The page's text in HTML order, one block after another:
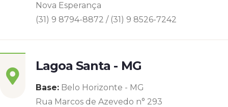
Nova Esperança
(31) 9 8794-8872 / (31) 9 8526-7242
Lagoa Santa - MG
Base: Belo Horizonte - MG
Rua Marcos de Azevedo n° 293